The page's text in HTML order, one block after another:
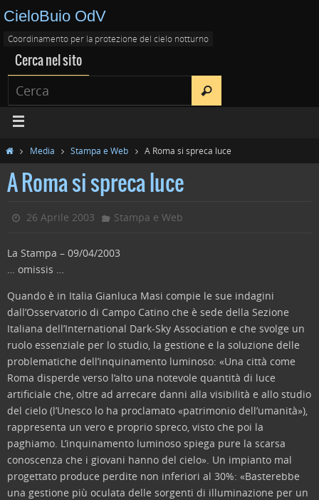
CieloBuio OdV
Coordinamento per la protezione del cielo notturno
Cerca nel sito
Media Stampa e Web A Roma si spreca luce
A Roma si spreca luce
26 Aprile 2003 Stampa e Web
La Stampa – 09/04/2003
… omissis …
Quando è in Italia Gianluca Masi compie le sue indagini
dall’Osservatorio di Campo Catino che è sede della Sezione
Italiana dell’International Dark-Sky Association e che svolge un
ruolo essenziale per lo studio, la gestione e la soluzione delle
problematiche dell’inquinamento luminoso: «Una città come
Roma disperde verso l’alto una notevole quantità di luce
artificiale che, oltre ad arrecare danni alla visibilità e allo studio
del cielo (l’Unesco lo ha proclamato «patrimonio dell’umanità»),
rappresenta un vero e proprio spreco, visto che poi la
paghiamo. L’inquinamento luminoso spiega pure la scarsa
conoscenza che i giovani hanno del cielo». Un impianto mal
progettato produce perdite non inferiori al 30%: «Basterebbe
una gestione più oculata delle sorgenti di illuminazione per un